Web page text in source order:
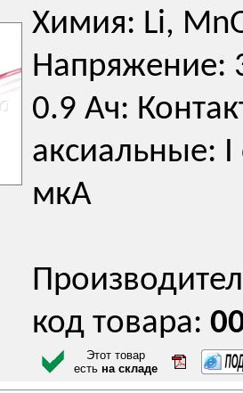
Химия: Li,
Напряжение:
0.9 Ач:
аксиальные: I
мкА
код товара:
Этот товар
есть на складе